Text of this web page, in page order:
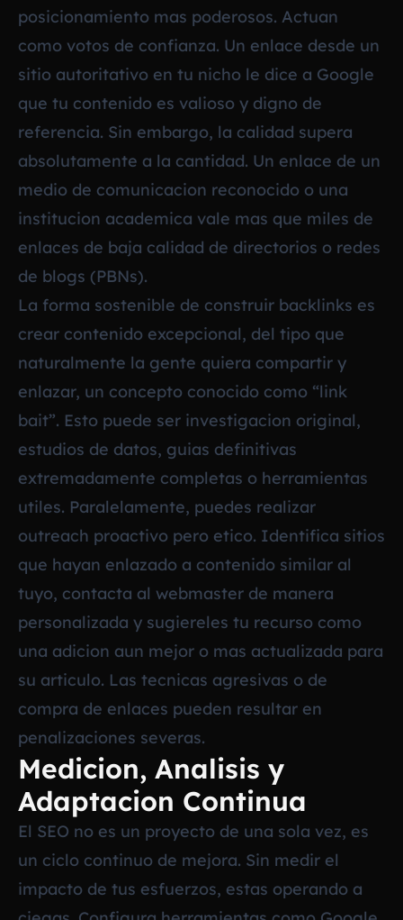
posicionamiento mas poderosos. Actuan
como votos de confianza. Un enlace desde un
sitio autoritativo en tu nicho le dice a Google
que tu contenido es valioso y digno de
referencia. Sin embargo, la calidad supera
absolutamente a la cantidad. Un enlace de un
medio de comunicacion reconocido o una
institucion academica vale mas que miles de
enlaces de baja calidad de directorios o redes
de blogs (PBNs).
La forma sostenible de construir backlinks es
crear contenido excepcional, del tipo que
naturalmente la gente quiera compartir y
enlazar, un concepto conocido como “link
bait”. Esto puede ser investigacion original,
estudios de datos, guias definitivas
extremadamente completas o herramientas
utiles. Paralelamente, puedes realizar
outreach proactivo pero etico. Identifica sitios
que hayan enlazado a contenido similar al
tuyo, contacta al webmaster de manera
personalizada y sugiereles tu recurso como
una adicion aun mejor o mas actualizada para
su articulo. Las tecnicas agresivas o de
compra de enlaces pueden resultar en
penalizaciones severas.
Medicion, Analisis y
Adaptacion Continua
El SEO no es un proyecto de una sola vez, es
un ciclo continuo de mejora. Sin medir el
impacto de tus esfuerzos, estas operando a